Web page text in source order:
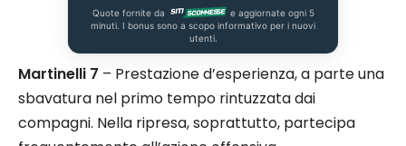
Quote fornite da
e aggiornate ogni 5
minuti. I bonus sono a scopo informativo per i nuovi
utenti.
Martinelli 7 – Prestazione d’esperienza, a parte una
sbavatura nel primo tempo rintuzzata dai
compagni. Nella ripresa, soprattutto, partecipa